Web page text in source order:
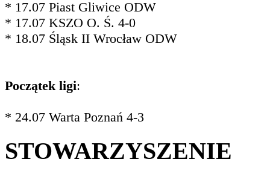
* 17.07 Piast Gliwice ODW
* 17.07 KSZO O. Ś. 4-0
* 18.07 Śląsk II Wrocław ODW
Początek ligi:
* 24.07 Warta Poznań 4-3
STOWARZYSZENIE